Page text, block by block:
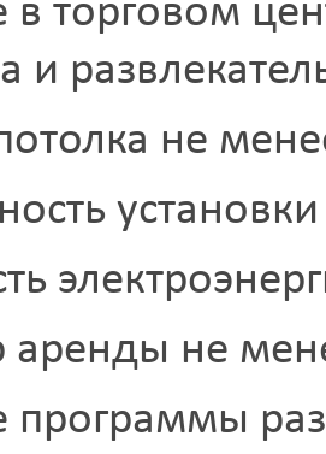
в торговом
и
не
аренды не
программы